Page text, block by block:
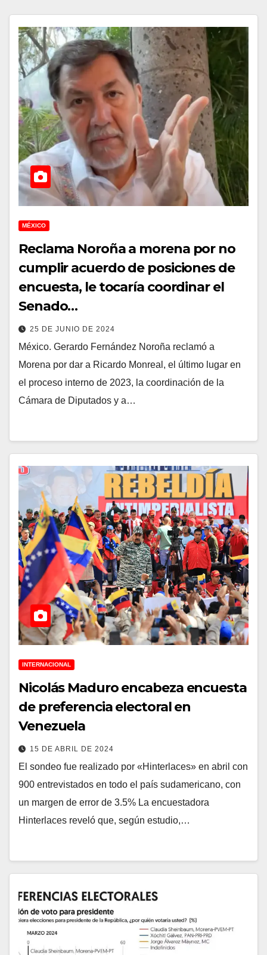
MÉXICO
Reclama Noroña a morena por no
cumplir acuerdo de posiciones de
encuesta, le tocaría coordinar el
Senado…
25 DE JUNIO DE 2024
México. Gerardo Fernández Noroña reclamó a
Morena por dar a Ricardo Monreal, el último lugar en
el proceso interno de 2023, la coordinación de la
Cámara de Diputados y a…
INTERNACIONAL
Nicolás Maduro encabeza encuesta
de preferencia electoral en
Venezuela
15 DE ABRIL DE 2024
El sondeo fue realizado por «Hinterlaces» en abril con
900 entrevistados en todo el país sudamericano, con
un margen de error de 3.5% La encuestadora
Hinterlaces reveló que, según estudio,…